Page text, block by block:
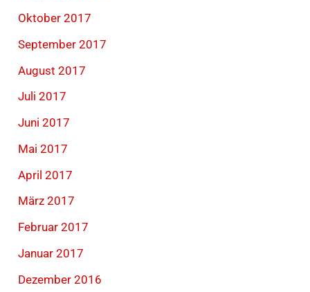
Oktober 2017
September 2017
August 2017
Juli 2017
Juni 2017
Mai 2017
April 2017
März 2017
Februar 2017
Januar 2017
Dezember 2016